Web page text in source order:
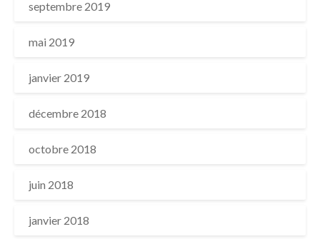
septembre 2019
mai 2019
janvier 2019
décembre 2018
octobre 2018
juin 2018
janvier 2018